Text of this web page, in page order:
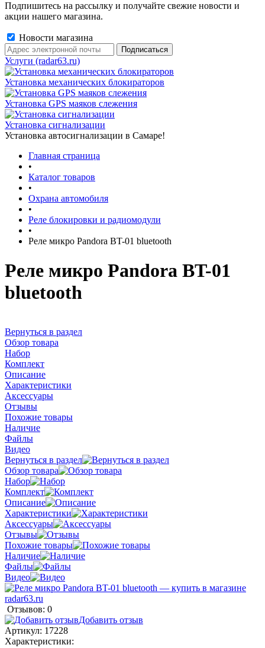
Подпишитесь на рассылку и получайте свежие новости и
акции нашего магазина.
Новости магазина
Услуги (radar63.ru)
Установка механических блокираторов
Установка GPS маяков слежения
Установка сигнализации
Установка автосигнализации в Самаре!
Главная страница
•
Каталог товаров
•
Охрана автомобиля
•
Реле блокировки и радиомодули
•
Реле микро Pandora BT-01 bluetooth
Реле микро Pandora BT-01
bluetooth
Вернуться в раздел
Обзор товара
Набор
Комплект
Описание
Характеристики
Аксессуары
Отзывы
Похожие товары
Наличие
Файлы
Видео
Вернуться в раздел
Обзор товара
Набор
Комплект
Описание
Характеристики
Аксессуары
Отзывы
Похожие товары
Наличие
Файлы
Видео
Отзывов: 0
Добавить отзыв
Артикул: 17228
Характеристики: